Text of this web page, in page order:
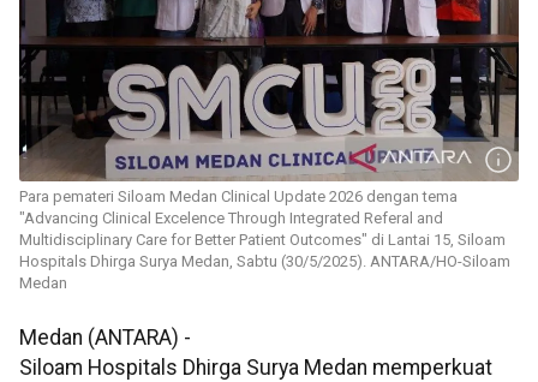
Para pemateri Siloam Medan Clinical Update 2026 dengan tema
"Advancing Clinical Excelence Through Integrated Referal and
Multidisciplinary Care for Better Patient Outcomes" di Lantai 15, Siloam
Hospitals Dhirga Surya Medan, Sabtu (30/5/2025). ANTARA/HO-Siloam
Medan
Medan (ANTARA) -
Siloam Hospitals Dhirga Surya Medan memperkuat